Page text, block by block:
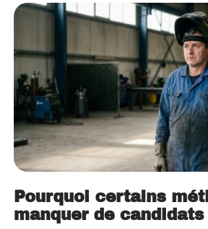
Pourquoi certains
manquer de candidats